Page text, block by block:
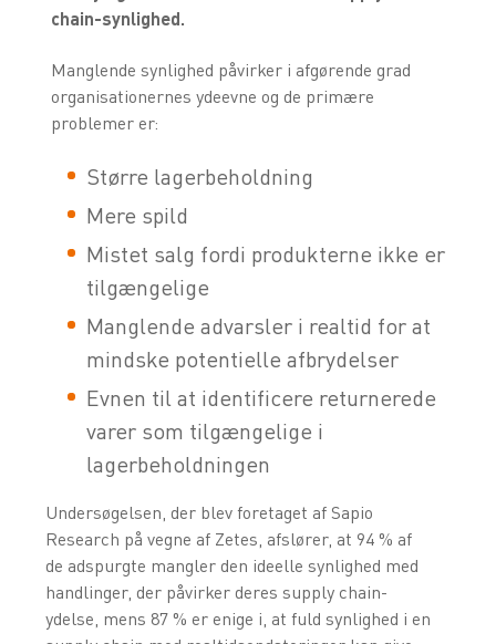
chain-synlighed.
Manglende synlighed påvirker i afgørende grad
organisationernes ydeevne og de primære
problemer er:
Større lagerbeholdning
Mere spild
Mistet salg fordi produkterne ikke er
tilgængelige
Manglende advarsler i realtid for at
mindske potentielle afbrydelser
Evnen til at identificere returnerede
varer som tilgængelige i
lagerbeholdningen
Undersøgelsen, der blev foretaget af Sapio
Research på vegne af Zetes, afslører, at 94 % af
de adspurgte mangler den ideelle synlighed med
handlinger, der påvirker deres supply chain-
ydelse, mens 87 % er enige i, at fuld synlighed i en